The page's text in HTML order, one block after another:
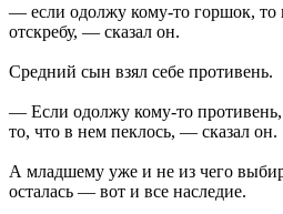
— если одолжу кому-то горшок, то
отскребу, — сказал он.
Средний сын взял себе противень.
— Если одолжу кому-то
то, что в нем пеклось, — сказал он.
А младшему уже и не из чего
осталась — вот и все наследие.